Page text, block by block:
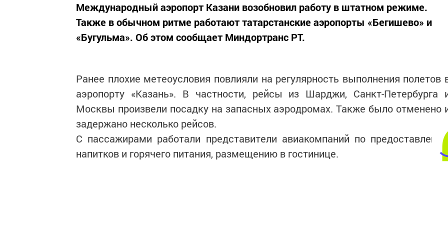
Международный аэропорт Казани возобновил работу в штатном режиме.
Также в обычном ритме работают татарстанские аэропорты «Бегишево» и
«Бугульма». Об этом сообщает Миндортранс РТ.
Ранее плохие метеоусловия повлияли на регулярность выполнения полетов
аэропорту «Казань». В частности, рейсы из Шарджи, Санкт-Петербурга
Москвы произвели посадку на запасных аэродромах. Также было отменено
задержано несколько рейсов.
С пассажирами работали представители авиакомпаний по предоставлению
напитков и горячего питания, размещению в гостинице.